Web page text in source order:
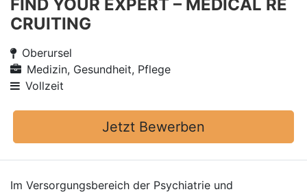
FIND YOUR EXPERT – MEDICAL RE
CRUITING
Oberursel
Medizin, Gesundheit, Pflege
Vollzeit
Jetzt Bewerben
Im Versorgungsbereich der Psychiatrie und